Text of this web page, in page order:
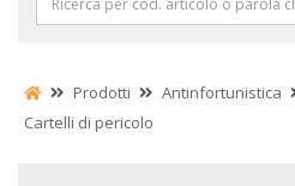
Prodotti Antinfortunistica
Cartelli di pericolo